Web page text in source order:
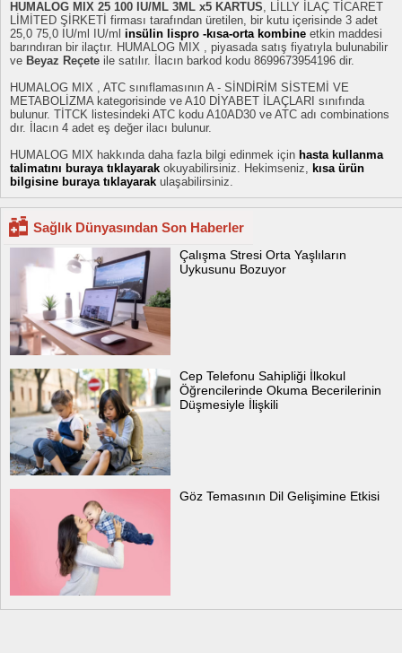
HUMALOG MIX 25 100 IU/ML 3ML x5 KARTUS, LİLLY İLAÇ TİCARET
LİMİTED ŞİRKETİ firması tarafından üretilen, bir kutu içerisinde 3 adet
25,0 75,0 IU/ml IU/ml insülin lispro -kısa-orta kombine etkin maddesi
barındıran bir ilaçtır. HUMALOG MIX , piyasada satış fiyatıyla bulunabilir
ve Beyaz Reçete ile satılır. İlacın barkod kodu 8699673954196 dir.
HUMALOG MIX , ATC sınıflamasının A - SİNDİRİM SİSTEMİ VE
METABOLİZMA kategorisinde ve A10 DİYABET İLAÇLARI sınıfında
bulunur. TİTCK listesindeki ATC kodu A10AD30 ve ATC adı combinations
dır. İlacın 4 adet eş değer ilacı bulunur.
HUMALOG MIX hakkında daha fazla bilgi edinmek için hasta kullanma
talimatını buraya tıklayarak okuyabilirsiniz. Hekimseniz, kısa ürün
bilgisine buraya tıklayarak ulaşabilirsiniz.
Sağlık Dünyasından Son Haberler
Çalışma Stresi Orta Yaşlıların
Uykusunu Bozuyor
Cep Telefonu Sahipliği İlkokul
Öğrencilerinde Okuma Becerilerinin
Düşmesiyle İlişkili
Göz Temasının Dil Gelişimine Etkisi